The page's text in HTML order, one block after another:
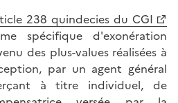
238 quindecies du CGI
spécifique d'exonération
des plus-values réalisées à
par un agent général
à titre individuel, de